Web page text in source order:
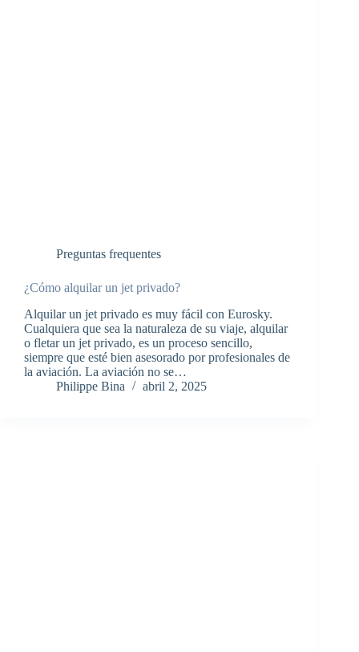
Preguntas frequentes
¿Cómo alquilar un jet privado?
Alquilar un jet privado es muy fácil con Eurosky.
Cualquiera que sea la naturaleza de su viaje, alquilar
o fletar un jet privado, es un proceso sencillo,
siempre que esté bien asesorado por profesionales de
la aviación. La aviación no se…
Philippe Bina
abril 2, 2025